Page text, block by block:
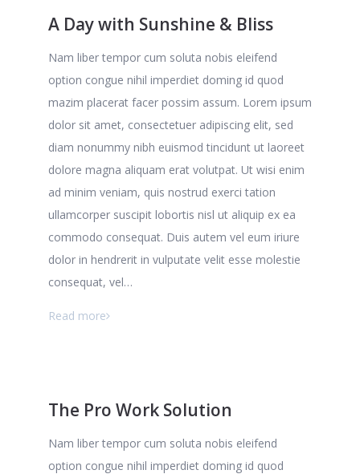
A Day with Sunshine & Bliss
Nam liber tempor cum soluta nobis eleifend
option congue nihil imperdiet doming id quod
mazim placerat facer possim assum. Lorem ipsum
dolor sit amet, consectetuer adipiscing elit, sed
diam nonummy nibh euismod tincidunt ut laoreet
dolore magna aliquam erat volutpat. Ut wisi enim
ad minim veniam, quis nostrud exerci tation
ullamcorper suscipit lobortis nisl ut aliquip ex ea
commodo consequat. Duis autem vel eum iriure
dolor in hendrerit in vulputate velit esse molestie
consequat, vel…
Read more
The Pro Work Solution
Nam liber tempor cum soluta nobis eleifend
option congue nihil imperdiet doming id quod